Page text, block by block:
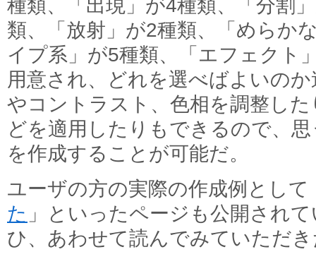
種類、「出現」が4種類、「分割
類、「放射」が2種類、「めらか
イプ系」が5種類、「エフェクト
用意され、どれを選べばよいの
やコントラスト、色相を調整し
どを適用したりもできるので、
を作成することが可能だ。
ユーザの方の実際の作成例として
た 」といったページも公開され
ひ、あわせて読んでみていただ